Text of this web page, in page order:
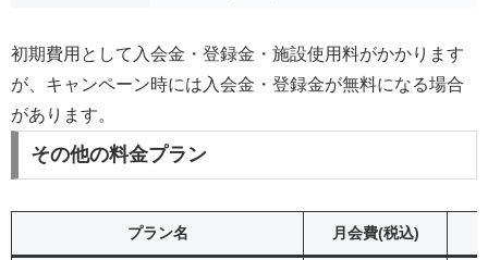
初期費用として入会金・登録金・施設使用料がかかります
が、キャンペーン時には入会金・登録金が無料になる場合
があります。
その他の料金プラン
プラン名 月会費(税込)